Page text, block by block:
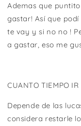
Ademas que
gastar! Así que
te vay y si no no !
a gastar, eso me
CUANTO TIEMPO IR
Depende de las
considera restarle